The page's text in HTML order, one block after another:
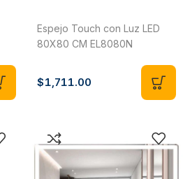
Espejo Touch con Luz LED
80X80 CM EL8080N
$1,711.00